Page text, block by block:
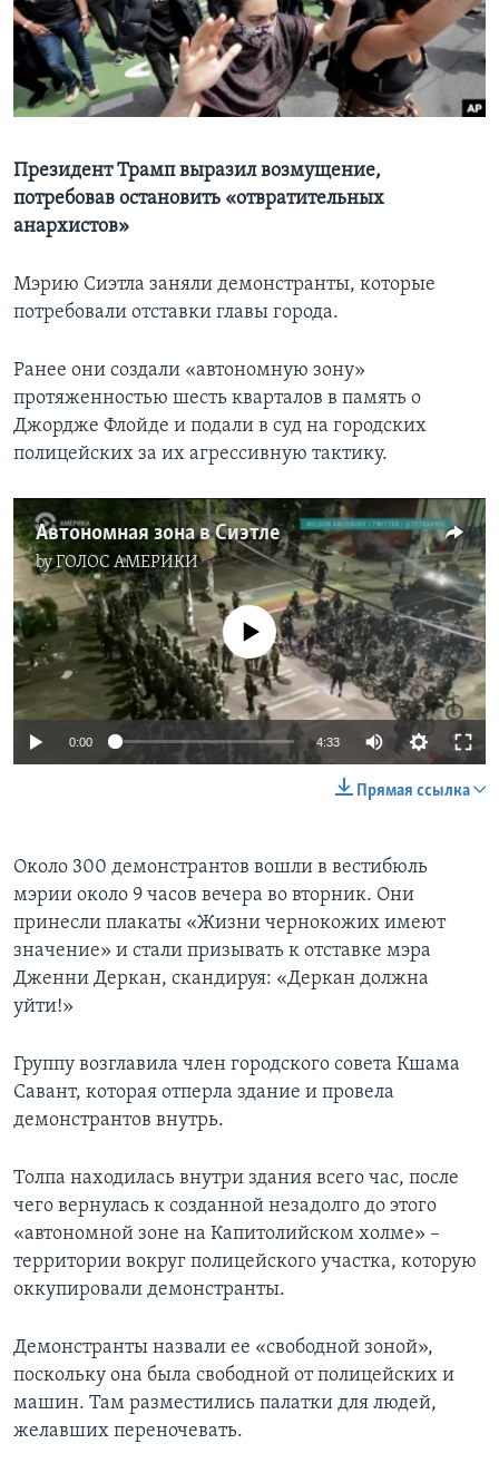
Learning English
СОЦИАЛЬНЫЕ СЕТИ
Языки
Президент Трамп выразил возмущение,
потребовав остановить «отвратительных
анархистов»
Мэрию Сиэтла заняли демонстранты, которые
потребовали отставки главы города.
Ранее они создали «автономную зону»
протяженностью шесть кварталов в память о
Джордже Флойде и подали в суд на городских
полицейских за их агрессивную тактику.
Автономная зона в Сиэтле
byГОЛОС АМЕРИКИ
No media source currently available
0:00 4:33
Прямая ссылка
Около 300 демонстрантов вошли в вестибюль
мэрии около 9 часов вечера во вторник. Они
принесли плакаты «Жизни чернокожих имеют
значение» и стали призывать к отставке мэра
Дженни Деркан, скандируя: «Деркан должна
уйти!»
Группу возглавила член городского совета Кшама
Савант, которая отперла здание и провела
демонстрантов внутрь.
Толпа находилась внутри здания всего час, после
чего вернулась к созданной незадолго до этого
«автономной зоне на Капитолийском холме» –
территории вокруг полицейского участка, которую
оккупировали демонстранты.
Демонстранты назвали ее «свободной зоной»,
поскольку она была свободной от полицейских и
машин. Там разместились палатки для людей,
желавших переночевать.